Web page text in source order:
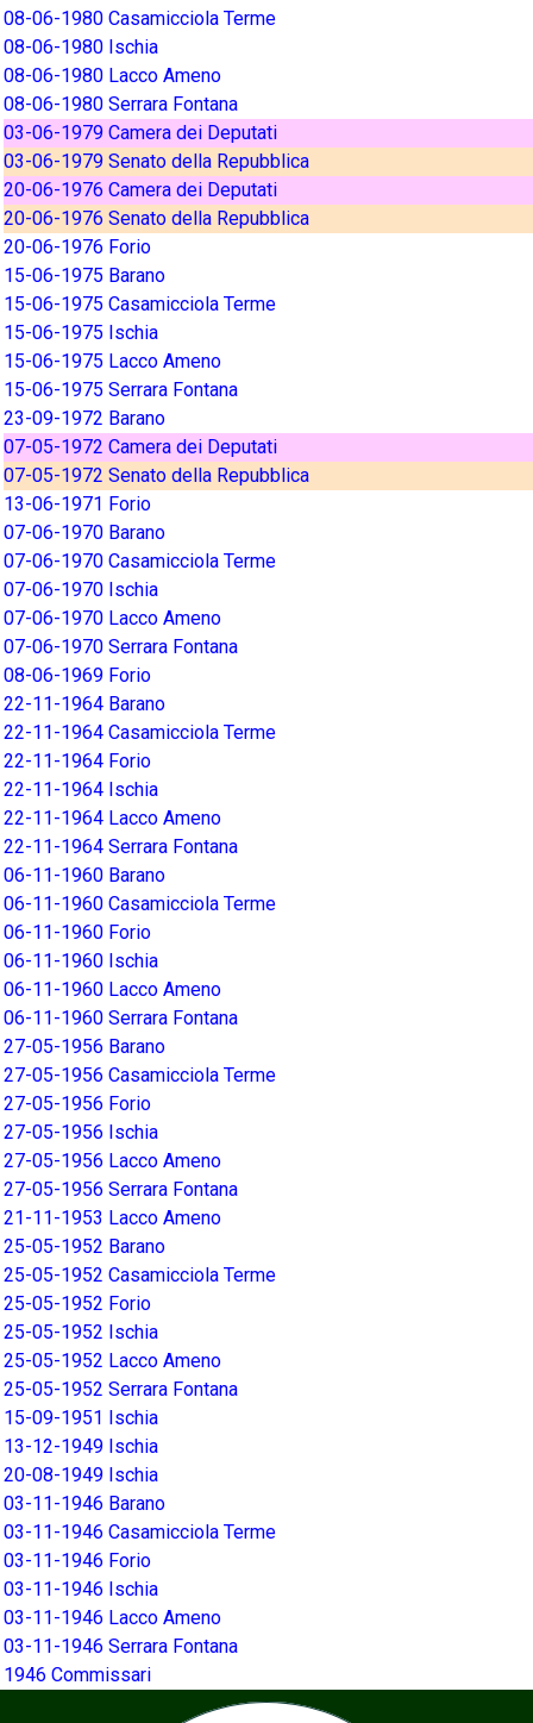
08-06-1980 Casamicciola Terme
08-06-1980 Ischia
08-06-1980 Lacco Ameno
08-06-1980 Serrara Fontana
03-06-1979 Camera dei Deputati
03-06-1979 Senato della Repubblica
20-06-1976 Camera dei Deputati
20-06-1976 Senato della Repubblica
20-06-1976 Forio
15-06-1975 Barano
15-06-1975 Casamicciola Terme
15-06-1975 Ischia
15-06-1975 Lacco Ameno
15-06-1975 Serrara Fontana
23-09-1972 Barano
07-05-1972 Camera dei Deputati
07-05-1972 Senato della Repubblica
13-06-1971 Forio
07-06-1970 Barano
07-06-1970 Casamicciola Terme
07-06-1970 Ischia
07-06-1970 Lacco Ameno
07-06-1970 Serrara Fontana
08-06-1969 Forio
22-11-1964 Barano
22-11-1964 Casamicciola Terme
22-11-1964 Forio
22-11-1964 Ischia
22-11-1964 Lacco Ameno
22-11-1964 Serrara Fontana
06-11-1960 Barano
06-11-1960 Casamicciola Terme
06-11-1960 Forio
06-11-1960 Ischia
06-11-1960 Lacco Ameno
06-11-1960 Serrara Fontana
27-05-1956 Barano
27-05-1956 Casamicciola Terme
27-05-1956 Forio
27-05-1956 Ischia
27-05-1956 Lacco Ameno
27-05-1956 Serrara Fontana
21-11-1953 Lacco Ameno
25-05-1952 Barano
25-05-1952 Casamicciola Terme
25-05-1952 Forio
25-05-1952 Ischia
25-05-1952 Lacco Ameno
25-05-1952 Serrara Fontana
15-09-1951 Ischia
13-12-1949 Ischia
20-08-1949 Ischia
03-11-1946 Barano
03-11-1946 Casamicciola Terme
03-11-1946 Forio
03-11-1946 Ischia
03-11-1946 Lacco Ameno
03-11-1946 Serrara Fontana
1946 Commissari